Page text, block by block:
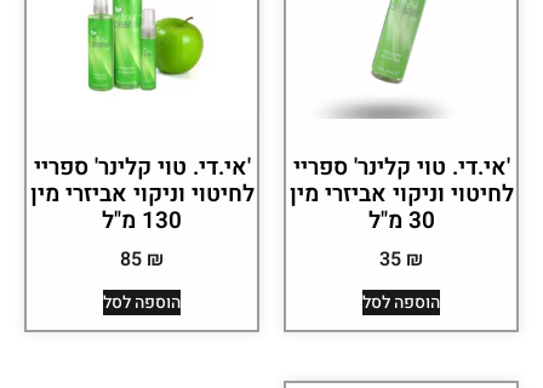
'אי.די. טוי קלינר' ספריי
לחיטוי וניקוי אביזרי מין
30 מ"ל
35 ₪
הוספה לסל
'אי.די. טוי קלינר' ספריי
לחיטוי וניקוי אביזרי מין
130 מ"ל
85 ₪
הוספה לסל